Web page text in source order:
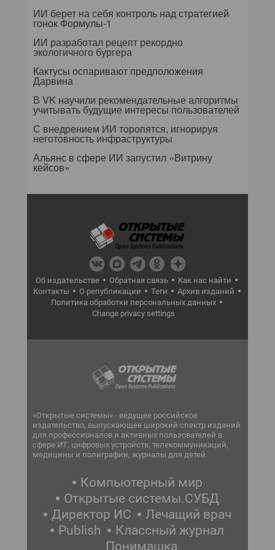
ИИ берет на себя контроль над стратегией
гонок Формулы-1
ИИ разработал рецепт рекордно
экологичного бургера
Кактусы оспаривают предположения
Дарвина
В VK научили рекомендательные алгоритмы
учитывать будущие интересы пользователей
С внедрением ИИ торопятся, игнорируя
неготовность инфраструктуры
Альянс в сфере ИИ запустил «Витрину
кейсов»
Об издательстве Обратная связь
Как нас найти
Контакты
О републикации Теги
Архив изданий
Политика обработки персональных данных
Change privacy settings
«Открытые системы» - ведущее российское
издательство, выпускающее широкий спектр изданий
для профессионалов и активных пользователей в
сфере ИТ, цифровых устройств, телекоммуникаций,
медицины и полиграфии, журналы для детей.
Компьютерный мир
Открытые системы.СУБД
Директор ИС
Лечащий врач
Publish
Классный журнал
Понимашка